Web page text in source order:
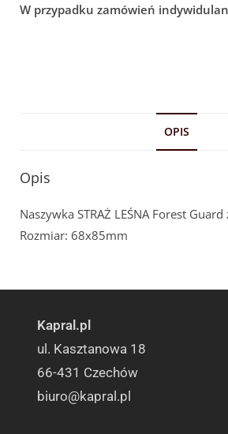
W przypadku zamówień
OPIS
Opis
Naszywka STRAŻ LEŚNA Forest Guard
Rozmiar: 68x85mm
Kapral.pl
ul. Kasztanowa 18
66-431 Czechów
biuro@kapral.pl